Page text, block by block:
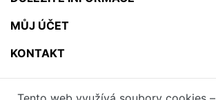
MŮJ ÚČET
KONTAKT